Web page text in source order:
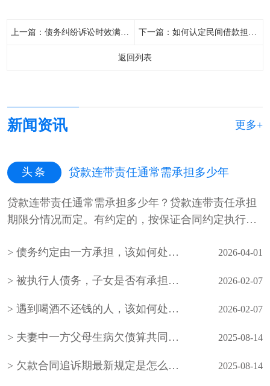
上一篇： 债务纠纷诉讼时效满了怎么办 下一篇： 如何认定民间借款担保人的责任
返回列表
新闻资讯 更多+
头条 贷款连带责任通常需承担多少年
贷款连带责任通常需承担多少年？贷款连带责任承担
期限分情况而定。有约定的，按保证合同约定执行。
债务约定由一方承担，该如何处理？
2026-04-01
被执行人债务，子女是否有承担的义务 2026-02-07
遇到喝酒不还钱的人，该如何处理？ 2026-02-07
夫妻中一方父母生病欠债算共同债务吗 2025-08-14
欠款合同追诉期最新规定是怎么规定的？ 2025-08-14